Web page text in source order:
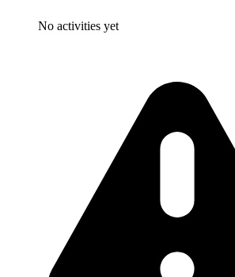
No activities yet